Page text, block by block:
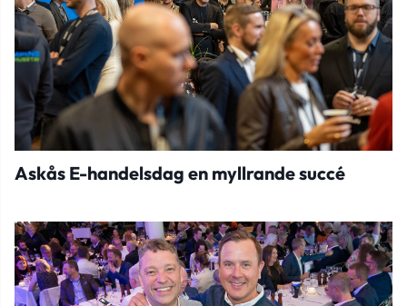
Askås E-handelsdag en myllrande succé